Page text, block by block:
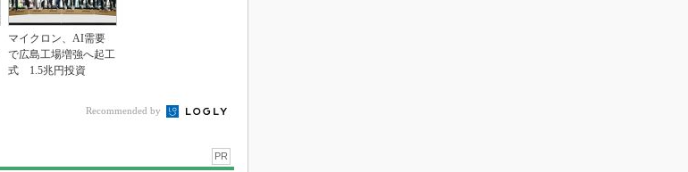
マイクロン、AI需要
で広島工場増強へ起工
式 1.5兆円投資
Recommended by
PR